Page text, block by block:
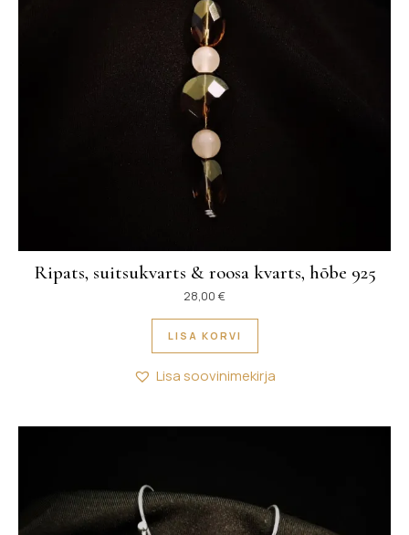
Ripats, suitsukvarts & roosa kvarts, hõbe 925
28,00 €
LISA KORVI
Lisa soovinimekirja